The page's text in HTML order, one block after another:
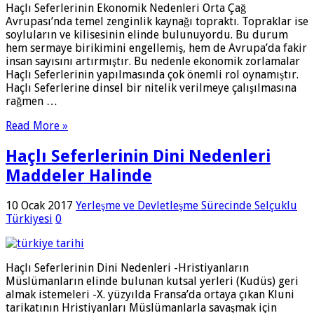
Haçlı Seferlerinin Ekonomik Nedenleri Orta Çağ
Avrupası’nda temel zenginlik kaynağı topraktı. Topraklar ise
soyluların ve kilisesinin elinde bulunuyordu. Bu durum
hem sermaye birikimini engellemiş, hem de Avrupa’da fakir
insan sayısını artırmıştır. Bu nedenle ekonomik zorlamalar
Haçlı Seferlerinin yapılmasında çok önemli rol oynamıştır.
Haçlı Seferlerine dinsel bir nitelik verilmeye çalışılmasına
rağmen …
Read More »
Haçlı Seferlerinin Dini Nedenleri
Maddeler Halinde
10 Ocak 2017 Yerleşme ve Devletleşme Sürecinde Selçuklu
Türkiyesi 0
Haçlı Seferlerinin Dini Nedenleri -Hristiyanların
Müslümanların elinde bulunan kutsal yerleri (Kudüs) geri
almak istemeleri -X. yüzyılda Fransa’da ortaya çıkan Kluni
tarikatının Hristiyanları Müslümanlarla savaşmak için